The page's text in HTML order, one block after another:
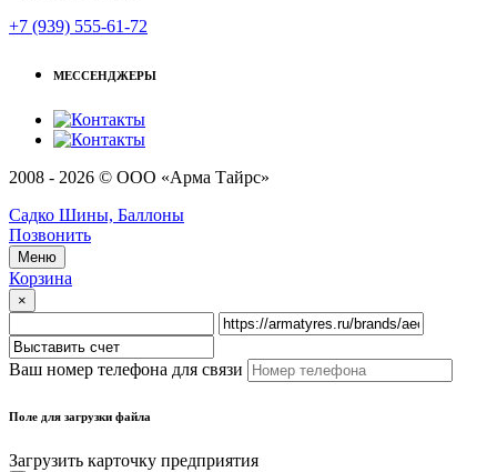
+7 (939) 555-61-72
МЕССЕНДЖЕРЫ
2008 - 2026 © ООО «Арма Тайрс»
Садко Шины, Баллоны
Позвонить
Меню
Корзина
×
Ваш номер телефона для связи
Поле для загрузки файла
Загрузить карточку предприятия